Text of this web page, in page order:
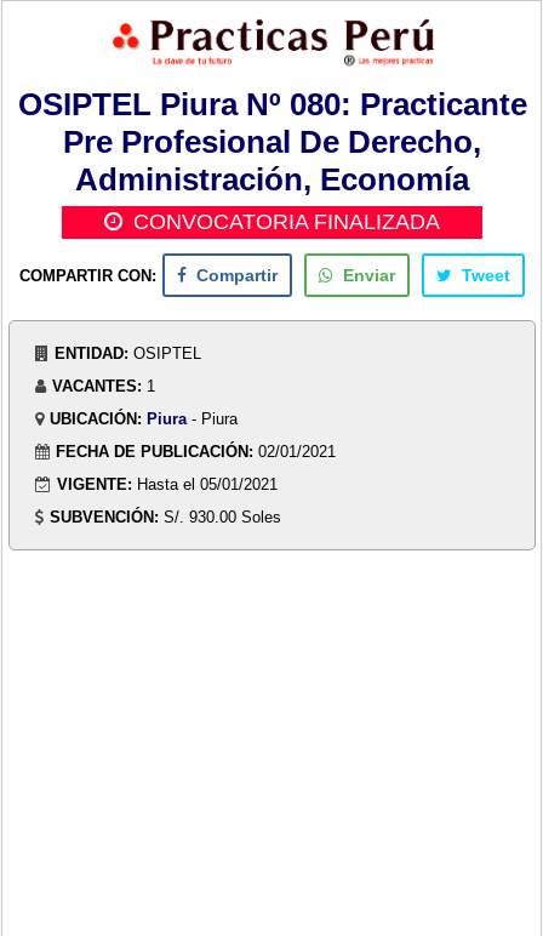
OSIPTEL Piura Nº 080: Practicante
Pre Profesional De Derecho,
Administración, Economía
CONVOCATORIA FINALIZADA
COMPARTIR CON: Compartir Enviar Tweet
ENTIDAD: OSIPTEL
VACANTES: 1
UBICACIÓN: Piura - Piura
FECHA DE PUBLICACIÓN: 02/01/2021
VIGENTE: Hasta el 05/01/2021
SUBVENCIÓN: S/. 930.00 Soles